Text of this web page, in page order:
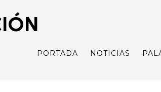
PORTADA NOTICIAS